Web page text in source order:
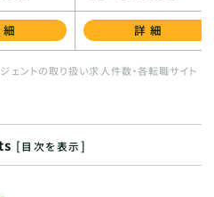
詳細
ントの取り扱い求人件数・各転職サイト
[目次を表示]